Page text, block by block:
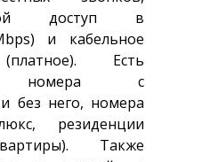
доступ в
и кабельное
Есть
номера с
без него, номера
резиденции
Также